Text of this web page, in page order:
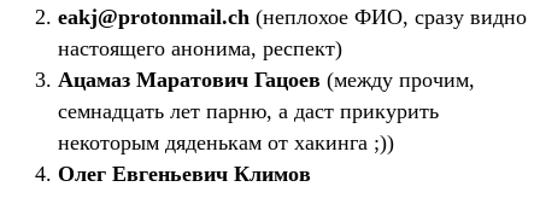
eakj@protonmail.ch (неплохое ФИО, сразу видно
настоящего анонима, респект)
Ацамаз Маратович Гацоев (между прочим,
семнадцать лет парню, а даст прикурить
некоторым дяденькам от хакинга ;))
Олег Евгеньевич Климов